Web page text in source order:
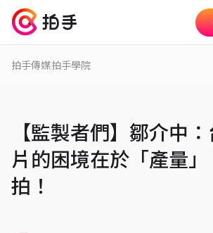
拍手傳媒拍手學院
【監製者們】鄒介中
片的困境在於「產量
拍！